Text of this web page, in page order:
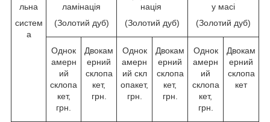
льна
систем
а
ламінація
(Золотий дуб)
нація
(Золотий дуб)
у масі
(Золотий дуб)
Однок
амерн
ий
склопа
кет,
грн.
Двокам
ерний
склопа
кет,
грн.
Однок
амерн
ий скл
опакет,
грн.
Двокам
ерний
склопа
кет,
грн.
Однок
амерн
ий
склопа
кет,
грн.
Двокам
ерний
склопа
кет